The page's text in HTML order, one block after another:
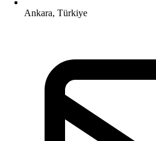
Ankara, Türkiye